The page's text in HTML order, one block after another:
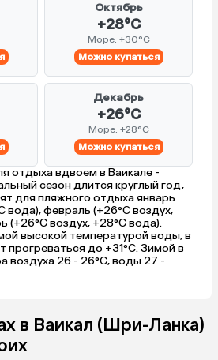
Октябрь
+28°C
Море: +30°C
Можно купаться
Декабрь
+26°C
Море: +28°C
Можно купаться
отдыха вдвоем в Ваикале -
сезон длится круглый год,
для пляжного отдыха январь
вода), февраль (+26°C воздух,
(+26°C воздух, +28°C вода).
высокой температурой воды, в
до +31°C. Зимой в
воздуха 26 - 26°C, воды 27 -
в Ваикал (Шри-Ланка)